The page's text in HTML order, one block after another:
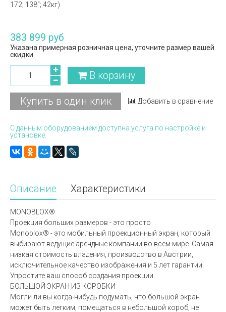
172; 138“; 42кг)
383 899 руб
Указана примерная розничная цена, уточните размер вашей
скидки.
В корзину
Купить в один клик Добавить в сравнение
С данным оборудованием доступна услуга по настройке и
установке.
Описание Характеристики
MONOBLOX®
Проекция больших размеров - это просто
Monoblox® - это мобильный проекционный экран, который
выбирают ведущие арендные компании во всем мире. Самая
низкая стоимость владения, производство в Австрии,
исключительное качество изображения и 5 лет гарантии.
Упростите ваш способ создания проекции.
БОЛЬШОЙ ЭКРАН ИЗ КОРОБКИ
Могли ли вы когда-нибудь подумать, что большой экран
может быть легким, помещаться в небольшой короб, не